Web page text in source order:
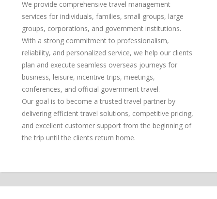
We provide comprehensive travel management
services for individuals, families, small groups, large
groups, corporations, and government institutions.
With a strong commitment to professionalism,
reliability, and personalized service, we help our clients
plan and execute seamless overseas journeys for
business, leisure, incentive trips, meetings,
conferences, and official government travel.
Our goal is to become a trusted travel partner by
delivering efficient travel solutions, competitive pricing,
and excellent customer support from the beginning of
the trip until the clients return home.